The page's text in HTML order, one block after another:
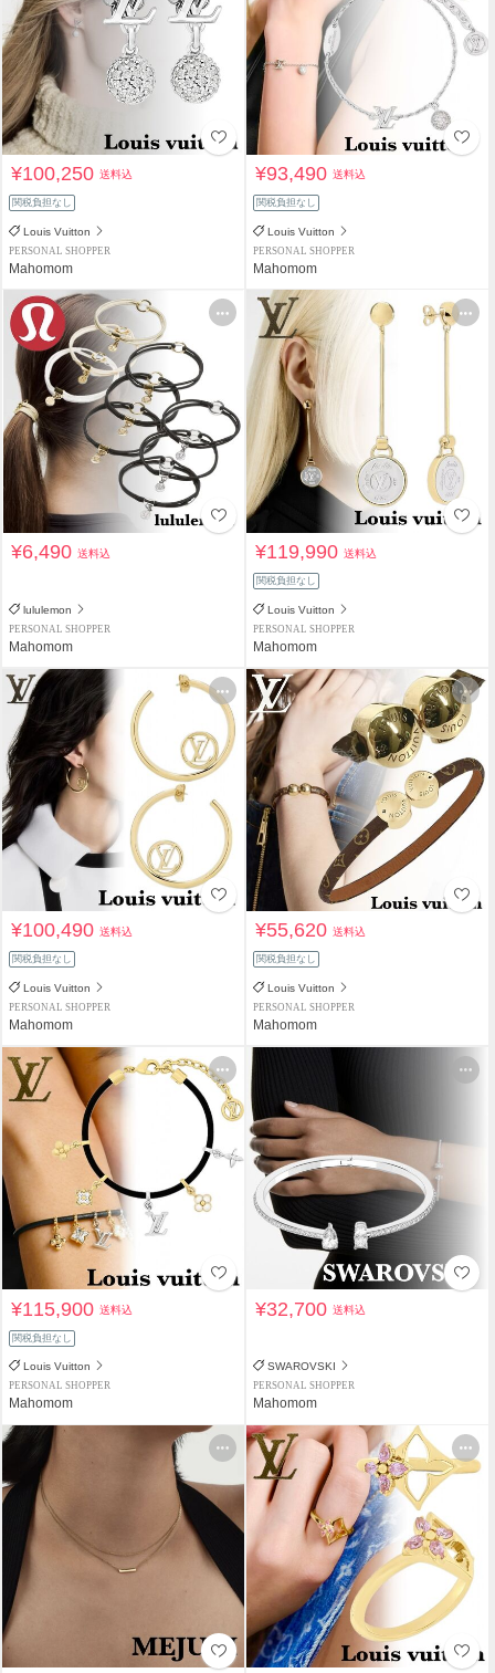
¥100,250送料込
関税負担なし
Louis Vuitton
PERSONAL SHOPPER
Mahomom
¥93,490送料込
関税負担なし
Louis Vuitton
PERSONAL SHOPPER
Mahomom
¥6,490送料込
lululemon
PERSONAL SHOPPER
Mahomom
¥119,990送料込
関税負担なし
Louis Vuitton
PERSONAL SHOPPER
Mahomom
¥100,490送料込
関税負担なし
Louis Vuitton
PERSONAL SHOPPER
Mahomom
¥55,620送料込
関税負担なし
Louis Vuitton
PERSONAL SHOPPER
Mahomom
¥115,900送料込
関税負担なし
Louis Vuitton
PERSONAL SHOPPER
Mahomom
¥32,700送料込
SWAROVSKI
PERSONAL SHOPPER
Mahomom